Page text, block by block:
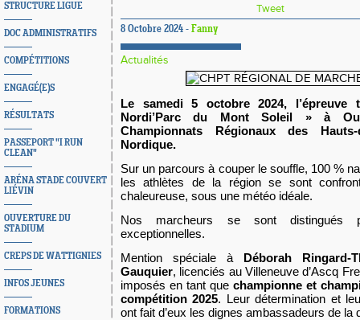
STRUCTURE LIGUE
DOC ADMINISTRATIFS
COMPÉTITIONS
ENGAGÉ(E)S
RÉSULTATS
PASSEPORT "I RUN
CLEAN"
ARÉNA STADE COUVERT
LIÉVIN
OUVERTURE DU
STADIUM
CREPS DE WATTIGNIES
INFOS JEUNES
FORMATIONS
Tweet
8 Octobre 2024 - Fanny
Actualités
Le samedi 5 octobre 2024,
Nordi’Parc du Mont Soleil » à
Championnats Régionaux des
Nordique.
Sur un parcours à couper le souffle, 100 %
les athlètes de la région se sont
chaleureuse, sous une météo idéale.
Nos marcheurs se sont distingués
exceptionnelles.
Mention spéciale à Déborah Ringard-
Gauquier, licenciés au Villeneuve d’Ascq
imposés en tant que championne et
compétition 2025. Leur détermination et
ont fait d’eux les dignes ambassadeurs de la